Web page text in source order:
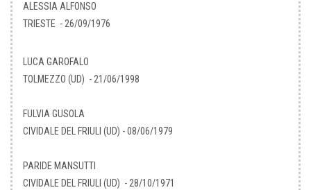
ALESSIA ALFONSO
TRIESTE - 26/09/1976
LUCA GAROFALO
TOLMEZZO (UD) - 21/06/1998
FULVIA GUSOLA
CIVIDALE DEL FRIULI (UD) - 08/06/1979
PARIDE MANSUTTI
CIVIDALE DEL FRIULI (UD) - 28/10/1971